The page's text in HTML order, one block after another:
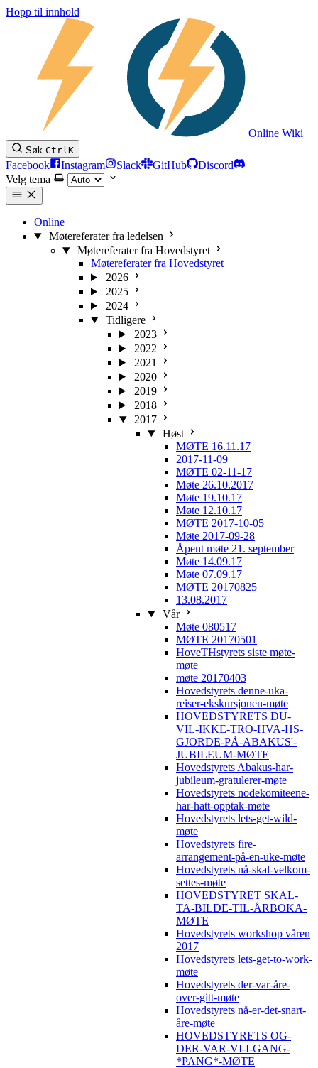
Hopp til innhold
Online Wiki
Søk CtrlK
Facebook Instagram Slack GitHub
Discord
Velg tema
Online
Møtereferater fra ledelsen
Møtereferater fra Hovedstyret
Møtereferater fra Hovedstyret
2026
2025
2024
Tidligere
2023
2022
2021
2020
2019
2018
2017
Høst
MØTE 16.11.17
2017-11-09
MØTE 02-11-17
Møte 26.10.2017
Møte 19.10.17
Møte 12.10.17
MØTE 2017-10-05
Møte 2017-09-28
Åpent møte 21. september
Møte 14.09.17
Møte 07.09.17
MØTE 20170825
13.08.2017
Vår
Møte 080517
MØTE 20170501
HoveTHstyrets siste møte-
møte
møte 20170403
Hovedstyrets denne-uka-
reiser-ekskursjonen-møte
HOVEDSTYRETS DU-
VIL-IKKE-TRO-HVA-HS-
GJORDE-PÅ-ABAKUS'-
JUBILEUM-MØTE
Hovedstyrets Abakus-har-
jubileum-gratulerer-møte
Hovedstyrets nodekomiteene-
har-hatt-opptak-møte
Hovedstyrets lets-get-wild-
møte
Hovedstyrets fire-
arrangement-på-en-uke-møte
Hovedstyrets nå-skal-velkom-
settes-møte
HOVEDSTYRET SKAL-
TA-BILDE-TIL-ÅRBOKA-
MØTE
Hovedstyrets workshop våren
2017
Hovedstyrets lets-get-to-work-
møte
Hovedstyrets der-var-åre-
over-gitt-møte
Hovedstyrets nå-er-det-snart-
åre-møte
HOVEDSTYRETS OG-
DER-VAR-VI-I-GANG-
*PANG*-MØTE